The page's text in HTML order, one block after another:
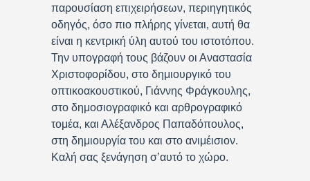
παρουσίαση επιχειρήσεων, περιηγητικός
οδηγός, όσο πιο πλήρης γίνεται, αυτή θα
είναι η κεντρική ύλη αυτού του ιστοτόπου.
Την υπογραφή τους βάζουν οι Αναστασία
Χριστοφορίδου, στο δημιουργικό του
οπτικοακουστικού, Γιάννης Φράγκουλης,
στο δημοσιογραφικό και αρθρογραφικό
τομέα, και Αλέξανδρος Παπαδόπουλος,
στη δημιουργία του και στο ανιμέισιον.
Καλή σας ξενάγηση σ’αυτό το χώρο.